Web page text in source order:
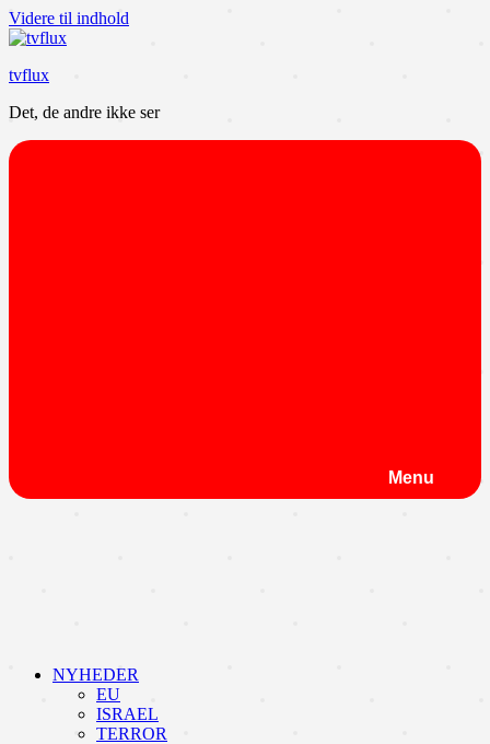
Videre til indhold
tvflux
Det, de andre ikke ser
Menu
NYHEDER
EU
ISRAEL
TERROR